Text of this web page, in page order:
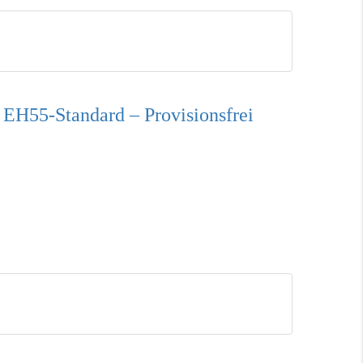
Standard – Provisionsfrei